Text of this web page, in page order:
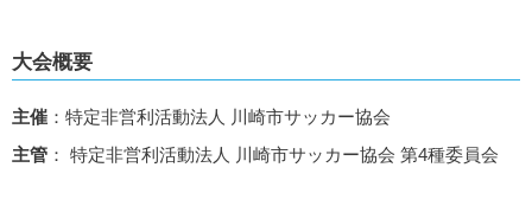
大会概要
主催 ：特定非営利活動法人 川崎市サッカー協会
主管 ： 特定非営利活動法人 川崎市サッカー協会 第4種委員会